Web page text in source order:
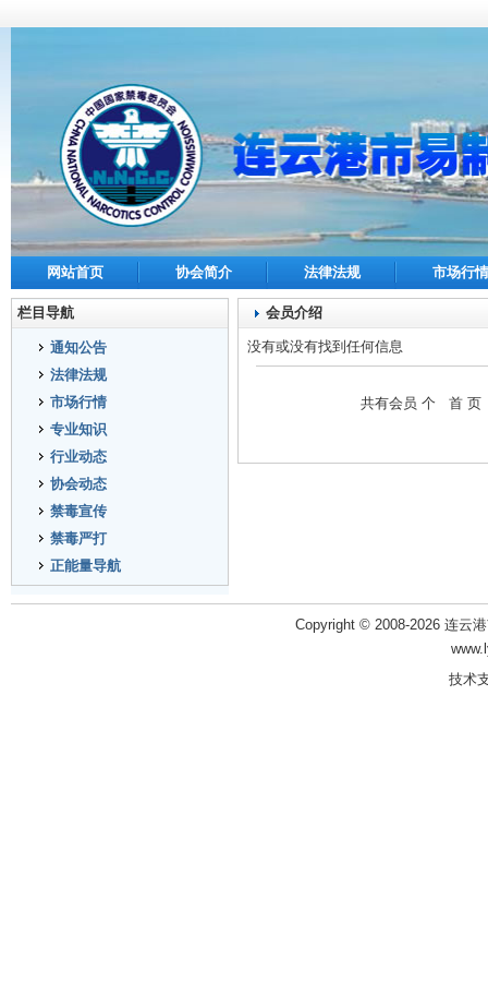
网站首页 协会简介 法律法规 市场行情
栏目导航
通知公告
法律法规
市场行情
专业知识
行业动态
协会动态
禁毒宣传
禁毒严打
正能量导航
会员介绍
没有或没有找到任何信息
共有会员 个 首 页
Copyright © 2008-2026 连云
技术